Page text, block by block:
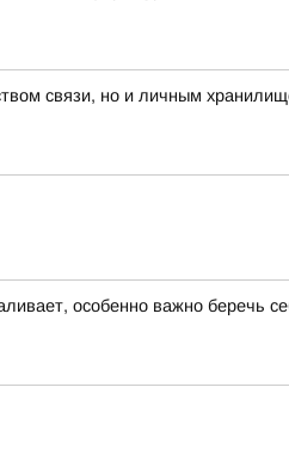
связи, но и личным
особенно важно беречь